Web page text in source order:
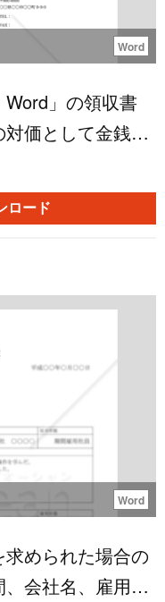
doc/detail/5
Word
Word」の領収書
価として金銭を
られます。特定
書」として、一
れるものを「レ
あります。この
の現場で、取引
などのさまざま
、取引先やクラ
明確にするた
確な証憑とし
なります。ま
や正確な取引履
のWord形式の基
ロード
Word
められた場合の
会社名、雇用形